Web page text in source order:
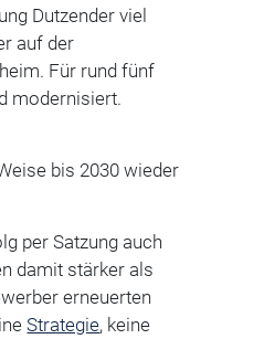
Dutzender viel
auf der
Für rund fünf
modernisiert.
bis 2030 wieder
per Satzung auch
damit stärker als
erneuerten
Strategie, keine